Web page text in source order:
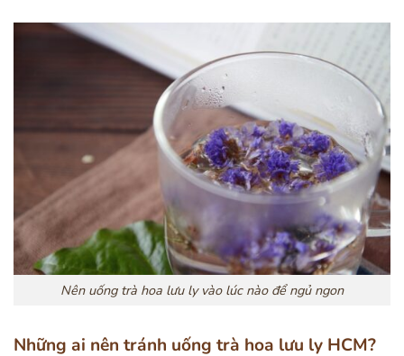
Nên uống trà hoa lưu ly vào lúc nào để ngủ ngon
Những ai nên tránh uống trà hoa lưu ly HCM?